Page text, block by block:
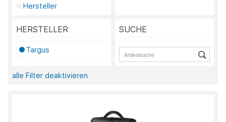
Hersteller
HERSTELLER
Targus
SUCHE
alle Filter deaktivieren